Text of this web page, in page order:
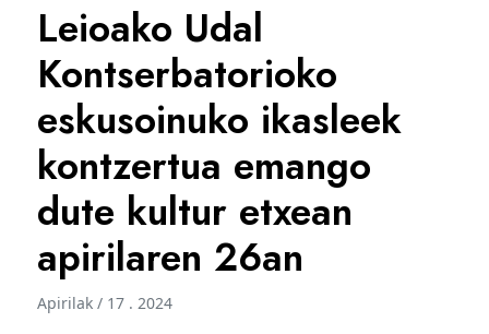
Leioako Udal
Kontserbatorioko
eskusoinuko ikasleek
kontzertua emango
dute kultur etxean
apirilaren 26an
Apirilak / 17 . 2024